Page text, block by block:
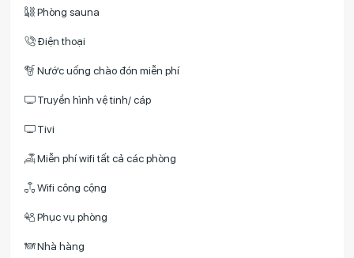
Phòng sauna
Điện thoại
Nước uống chào đón miễn phí
Truyền hình vệ tinh/ cáp
Tivi
Miễn phí wifi tất cả các phòng
Wifi công cộng
Phục vụ phòng
Nhà hàng